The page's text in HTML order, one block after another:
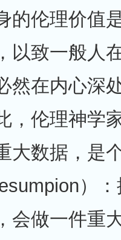
的伦理价值
以致一般人
然在内心深
，伦理神学
大数据，是
）
会做一件重